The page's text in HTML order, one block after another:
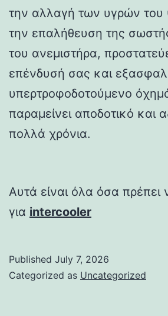
την αλλαγή των υγρών του
την επαλήθευση της
του ανεμιστήρα,
επένδυσή σας και
υπερτροφοδοτούμενο
παραμείνει αποδοτικό και
πολλά χρόνια.
Αυτά είναι όλα όσα πρέπει
για intercooler
Published July 7, 2026
Categorized as Uncategorized